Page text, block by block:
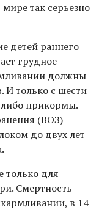
так серьезно
детей раннего
грудное
должны
И только с шести
прикормы.
(ВОЗ)
до двух лет
только для
Смертность
в 14